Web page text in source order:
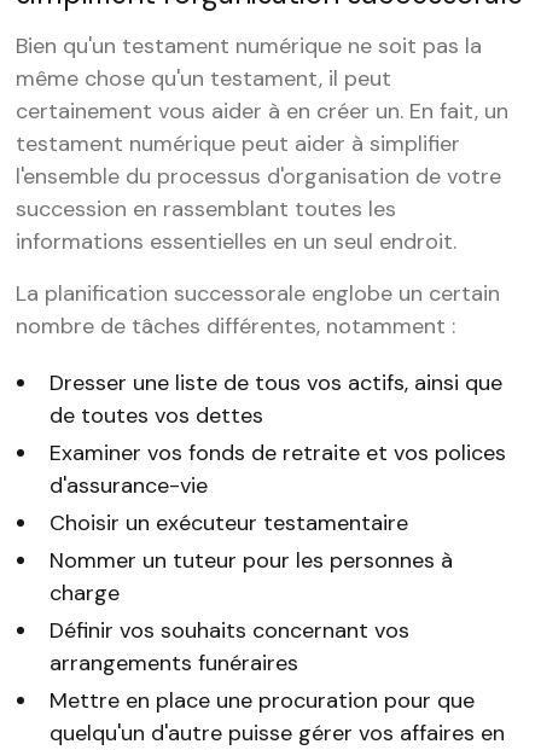
Bien qu'un testament numérique ne soit pas la
même chose qu'un testament, il peut
certainement vous aider à en créer un. En fait, un
testament numérique peut aider à simplifier
l'ensemble du processus d'organisation de votre
succession en rassemblant toutes les
informations essentielles en un seul endroit.
La planification successorale englobe un certain
nombre de tâches différentes, notamment :
Dresser une liste de tous vos actifs, ainsi que
de toutes vos dettes
Examiner vos fonds de retraite et vos polices
d'assurance-vie
Choisir un exécuteur testamentaire
Nommer un tuteur pour les personnes à
charge
Définir vos souhaits concernant vos
arrangements funéraires
Mettre en place une procuration pour que
quelqu'un d'autre puisse gérer vos affaires en